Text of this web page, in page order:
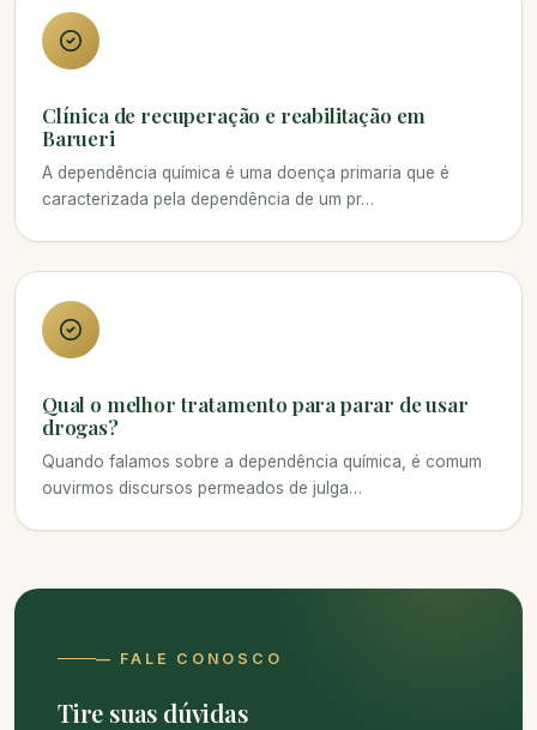
Clínica de recuperação e reabilitação em
Barueri
A dependência química é uma doença primaria que é
caracterizada pela dependência de um pr…
Qual o melhor tratamento para parar de usar
drogas?
Quando falamos sobre a dependência química, é comum
ouvirmos discursos permeados de julga…
— FALE CONOSCO
Tire suas dúvidas